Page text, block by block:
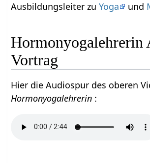
Ausbildungsleiter zuYoga und
Hormonyogalehrerin
Vortrag
Hier die Audiospur des oberen
Hormonyogalehrerin :